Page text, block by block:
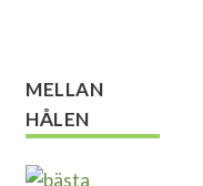
MELLAN
HÅLEN